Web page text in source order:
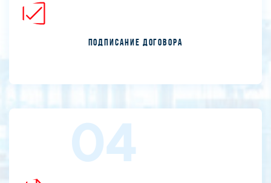
Подписание договора
04